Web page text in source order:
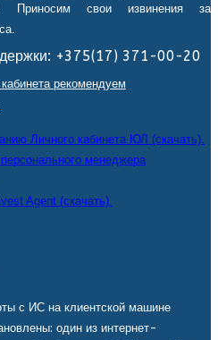
Приносим свои извинения за
+375(17) 371-00-20
рекомендуем
Личного кабинета ЮЛ (скачать).
менеджера
Agent (скачать).
с ИС на клиентской машине
один из интернет-